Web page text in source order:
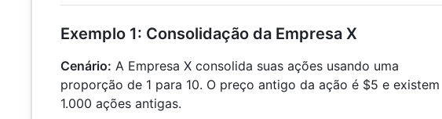
Exemplo 1: Consolidação da Empresa X
Cenário: A Empresa X consolida suas ações usando uma
proporção de 1 para 10. O preço antigo da ação é $5 e existem
1.000 ações antigas.